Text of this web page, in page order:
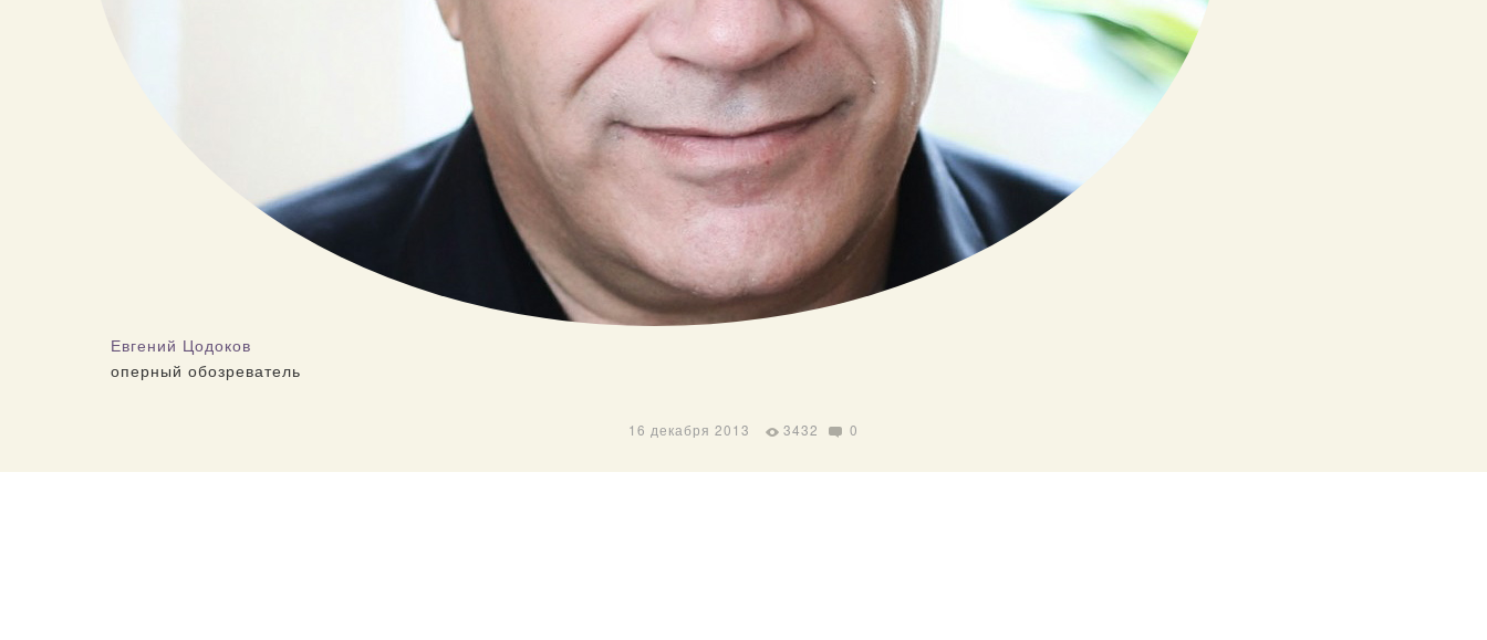
Евгений Цодоков
оперный обозреватель
16 декабря 2013 3432 0